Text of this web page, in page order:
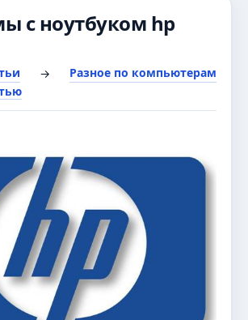
с ноутбуком hp
→
Разное по компьютерам